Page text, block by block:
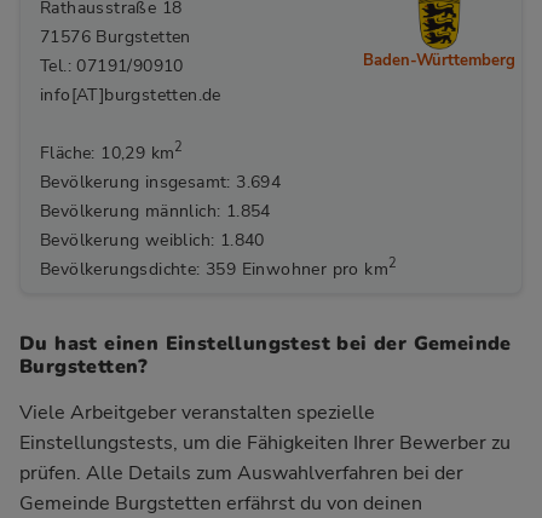
Rathausstraße 18
71576 Burgstetten
Tel.: 07191/90910
info[AT]burgstetten.de
Fläche: 10,29 km2
Bevölkerung insgesamt: 3.694
Bevölkerung männlich: 1.854
Bevölkerung weiblich: 1.840
Bevölkerungsdichte: 359 Einwohner pro km2
Baden-Württemberg
Du hast einen Einstellungstest bei der Gemeinde
Burgstetten?
Viele Arbeitgeber veranstalten spezielle
Einstellungstests, um die Fähigkeiten Ihrer Bewerber zu
prüfen. Alle Details zum Auswahlverfahren bei der
Gemeinde Burgstetten erfährst du von deinen